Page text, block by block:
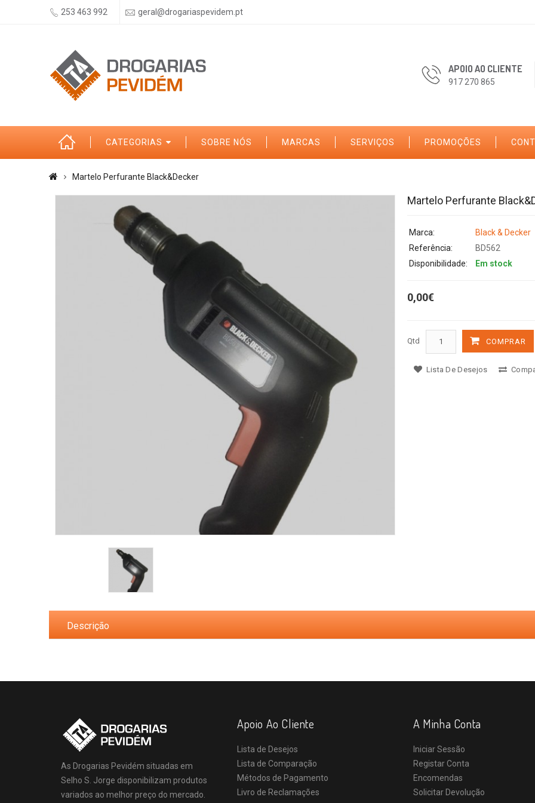
253 463 992 geral@drogariaspevidem.pt
APOIO AO CLIENTE
917 270 865
CATEGORIAS SOBRE NÓS MARCAS SERVIÇOS PROMOÇÕES
Martelo Perfurante Black&Decker
Martelo Perfurante
Marca:
Black & Decker
Referência:
BD562
Disponibilidade:
Em stock
0,00€
Qtd COMPRAR
Lista De Desejos
Descrição
As Drogarias Pevidém situadas em
Selho S. Jorge disponibilizam produtos
variados ao melhor preço do mercado.
Apoio Ao Cliente
Lista de Desejos
Lista de Comparação
Métodos de Pagamento
Livro de Reclamações
A Minha Conta
Iniciar Sessão
Registar Conta
Encomendas
Solicitar Devolução